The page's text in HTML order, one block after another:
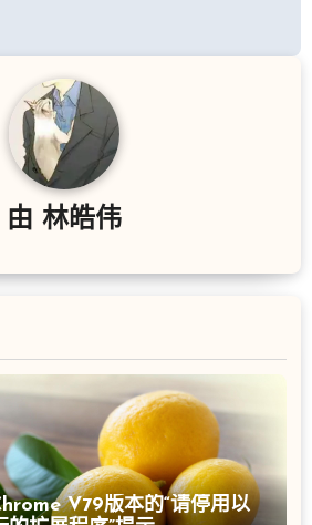
由 林皓伟
V79版本的“请停用以